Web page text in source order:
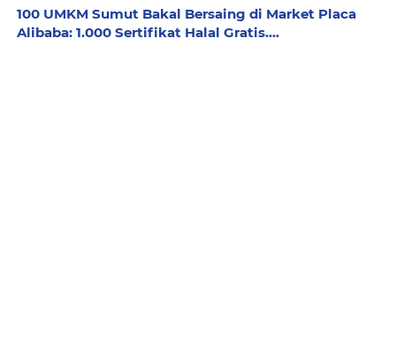
100 UMKM Sumut Bakal Bersaing di Market Placa
Alibaba: 1.000 Sertifikat Halal Gratis....